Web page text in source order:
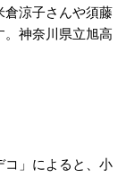
倉涼子さんや須藤
神奈川県立旭高
コ」によると、小